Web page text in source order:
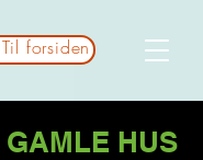
forsiden
GAMLE HUS